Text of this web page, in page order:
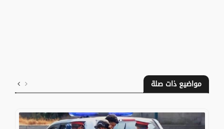
مواضيع ذات صلة